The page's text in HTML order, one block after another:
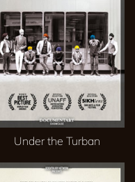
Under the Turban